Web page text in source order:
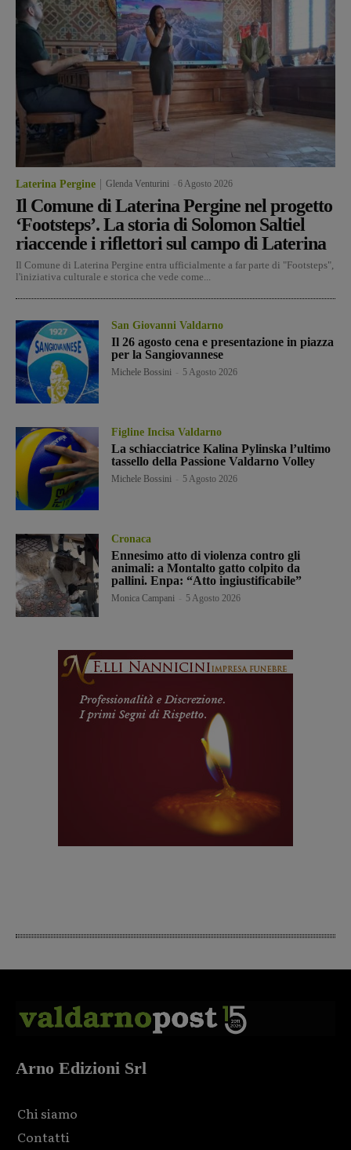
Laterina Pergine Glenda Venturini 6 Agosto 2026
Il Comune di Laterina Pergine nel progetto
‘Footsteps’. La storia di Solomon Saltiel
riaccende i riflettori sul campo di Laterina
Il Comune di Laterina Pergine entra ufficialmente a far parte di "Footsteps",
l'iniziativa culturale e storica che vede come...
San Giovanni Valdarno
Il 26 agosto cena e presentazione in piazza
per la Sangiovannese
Michele Bossini 5 Agosto 2026
Figline Incisa Valdarno
La schiacciatrice Kalina Pylinska l’ultimo
tassello della Passione Valdarno Volley
Michele Bossini 5 Agosto 2026
Cronaca
Ennesimo atto di violenza contro gli
animali: a Montalto gatto colpito da
pallini. Enpa: “Atto ingiustificabile”
Monica Campani 5 Agosto 2026
Arno Edizioni Srl
Chi siamo
Contatti